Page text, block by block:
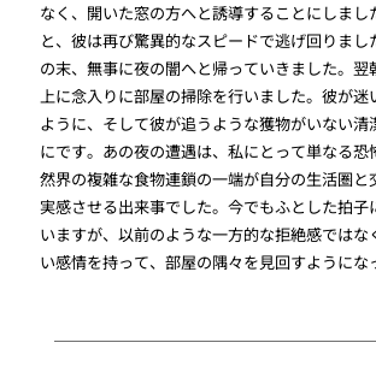
なく、開いた窓の方へと誘導することにしまし
と、彼は再び驚異的なスピードで逃げ回りまし
の末、無事に夜の闇へと帰っていきました。
上に念入りに部屋の掃除を行いました。彼が迷
ように、そして彼が追うような獲物がいない清
にです。あの夜の遭遇は、私にとって単なる恐
然界の複雑な食物連鎖の一端が自分の生活圏と
実感させる出来事でした。今でもふとした拍子
いますが、以前のような一方的な拒絶感では
い感情を持って、部屋の隅々を見回すようにな